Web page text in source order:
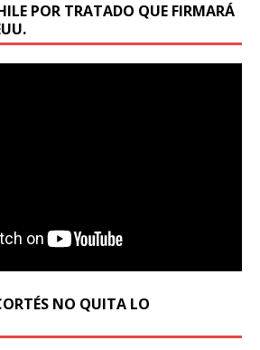
POR TRATADO QUE FIRMARÁ
NO QUITA LO